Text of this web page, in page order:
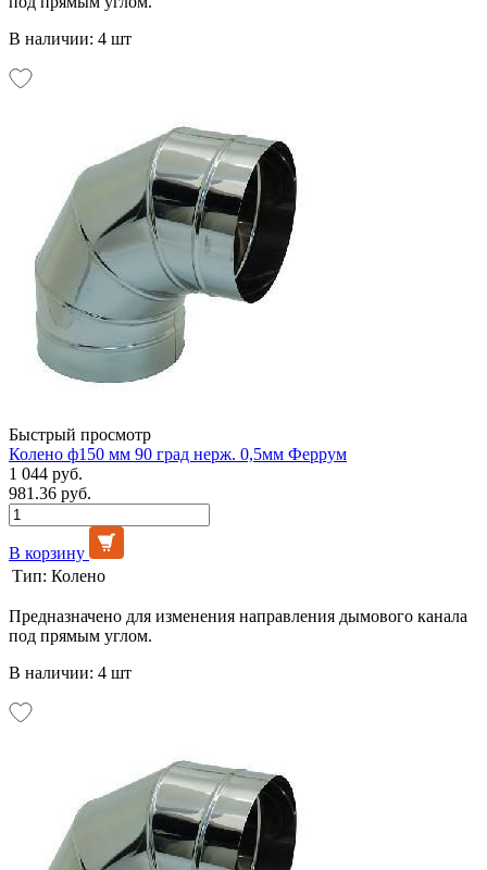
В наличии: 4 шт
Быстрый просмотр
Колено ф150 мм 90 град нерж. 0,5мм Феррум
1 044 руб.
981.36 руб.
В корзину
Тип: Колено
Предназначено для изменения направления дымового канала
под прямым углом.
В наличии: 4 шт